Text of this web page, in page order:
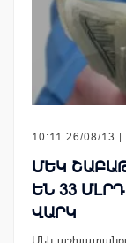
10:11 26/08/13 |
ՄԵԿ
ԵՆ 33
ՎԱՐԿ